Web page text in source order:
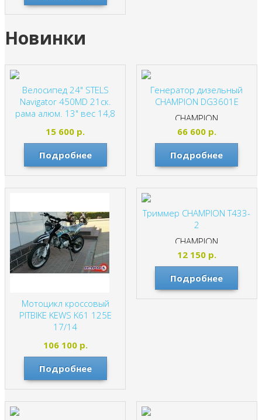
Новинки
Велосипед 24" STELS
Navigator 450MD 21ск.
рама алюм. 13" вес 14,8
STELS
15 600 р.
Подробнее
Генератор дизельный
CHAMPION DG3601E
CHAMPION
66 600р.
Подробнее
Мотоцикл кроссовый
PITBIKE KEWS K61 125E
17/14
MOTOLAND
106 100р.
Подробнее
Триммер CHAMPION T433-
2
CHAMPION
12 150р.
Подробнее